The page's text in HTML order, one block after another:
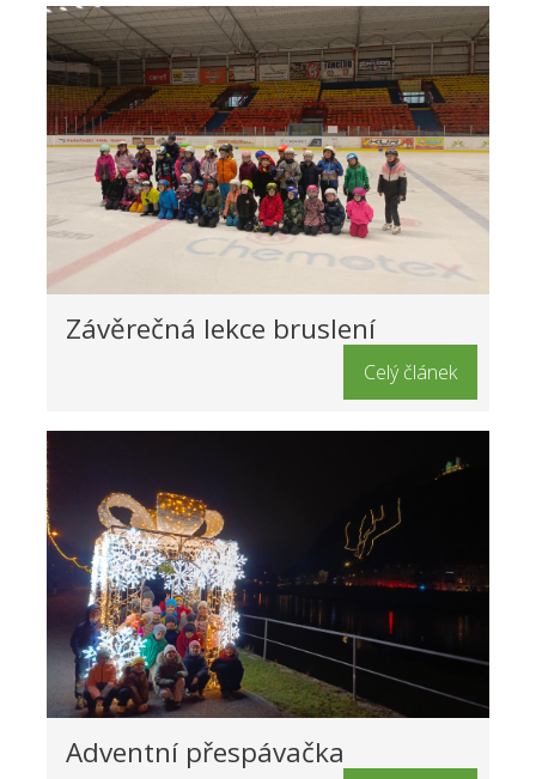
Závěrečná lekce bruslení
Celý článek
Adventní přespávačka